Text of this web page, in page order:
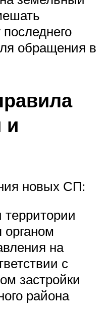
обращения в
и
новых СП:
территории
на
с
застройки
района